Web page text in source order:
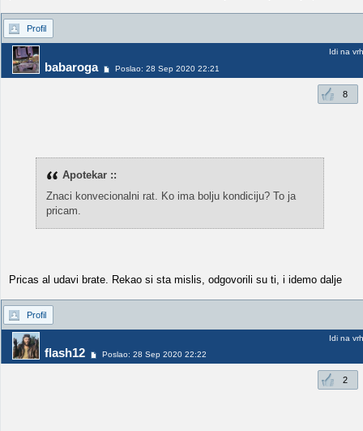
Profil
babaroga Poslao: 28 Sep 2020 22:21
Idi na vrh
8
Apotekar ::
Znaci konvecionalni rat. Ko ima bolju kondiciju? To ja
pricam.
Pricas al udavi brate. Rekao si sta mislis, odgovorili su ti, i idemo dalje
Profil
flash12 Poslao: 28 Sep 2020 22:22
Idi na vrh
2